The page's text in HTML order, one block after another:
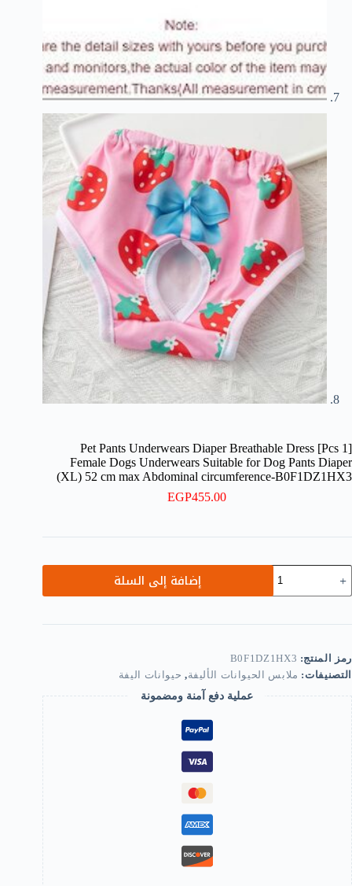
[1 Pcs] Pet Pants Underwears Diaper Breathable Dress
Female Dogs Underwears Suitable for Dog Pants Diaper
(XL) 52 cm max Abdominal circumference-B0F1DZ1HX3
EGP455.00
[1
Pcs]
Pants
Diaper
Breathable
Dress
Dogs
Underwears
Suitable
for
Dog
Pants
Diaper
(XL)
52
cm
max
Abdominal
circumference-
B0F1DZ1HX3
إضافة إلى السلة
رمز المنتج: B0F1DZ1HX3
التصنيفات: ملابس الحيوانات الأليفة, حيوانات اليفة
عملية دفع آمنة ومضمونة